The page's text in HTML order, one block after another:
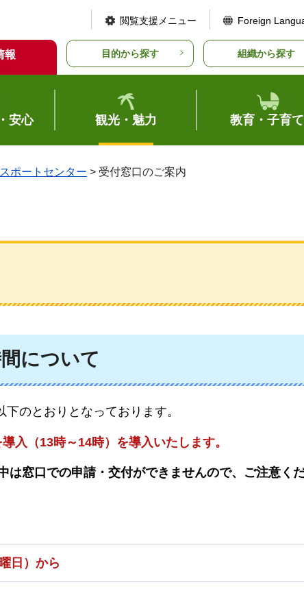
閲覧支援メニュー Foreign
報 目的から探す 組織から探す
安心 観光・魅力 教育・子育て
ポートセンター > 受付窓口のご案内
について
のとおりとなっております。
入（13時～14時）を導入いたします。
は窓口での申請・交付ができませんので、ご注意くだ
日）から